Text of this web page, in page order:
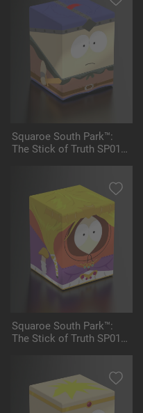
Squaroe South Park™:
The Stick of Truth SP013
Squaroe South Park™:
The Stick of Truth SP014